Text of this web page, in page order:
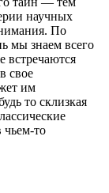
научных
По
мы знаем всего
встречаются
свое
им
то склизкая
чьем-то